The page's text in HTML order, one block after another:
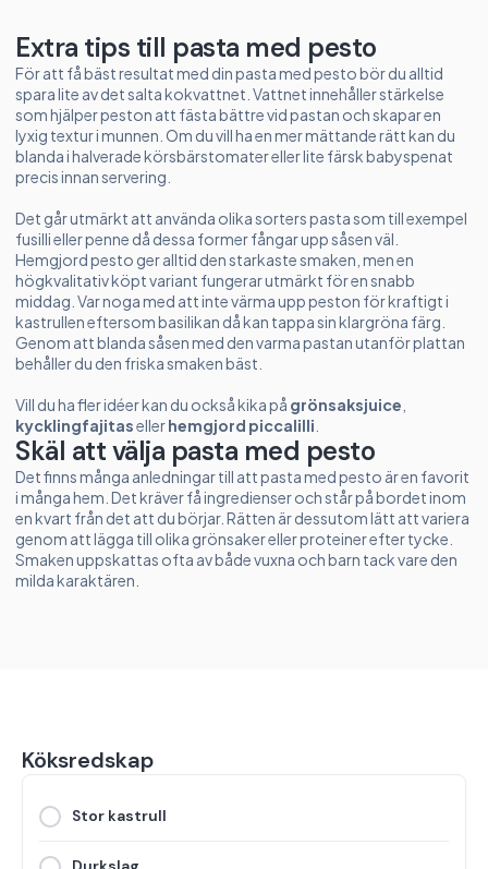
Skäl att välja pasta med pesto
Det finns många anledningar till att pasta med pesto är en favorit
i många hem. Det kräver få ingredienser och står på bordet inom
en kvart från det att du börjar. Rätten är dessutom lätt att variera
genom att lägga till olika grönsaker eller proteiner efter tycke.
Smaken uppskattas ofta av både vuxna och barn tack vare den
milda karaktären.
Extra tips till pasta med pesto
För att få bäst resultat med din pasta med pesto bör du alltid
spara lite av det salta kokvattnet. Vattnet innehåller stärkelse
som hjälper peston att fästa bättre vid pastan och skapar en
lyxig textur i munnen. Om du vill ha en mer mättande rätt kan du
blanda i halverade körsbärstomater eller lite färsk babyspenat
precis innan servering.
Det går utmärkt att använda olika sorters pasta som till exempel
fusilli eller penne då dessa former fångar upp såsen väl.
Hemgjord pesto ger alltid den starkaste smaken, men en
högkvalitativ köpt variant fungerar utmärkt för en snabb
middag. Var noga med att inte värma upp peston för kraftigt i
kastrullen eftersom basilikan då kan tappa sin klargröna färg.
Genom att blanda såsen med den varma pastan utanför plattan
behåller du den friska smaken bäst.
Vill du ha fler idéer kan du också kika på grönsaksjuice
kycklingfajitasellerhemgjord piccalilli
Köksredskap
Stor kastrull